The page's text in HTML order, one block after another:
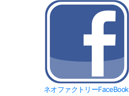
ネオファクトリーFaceBook